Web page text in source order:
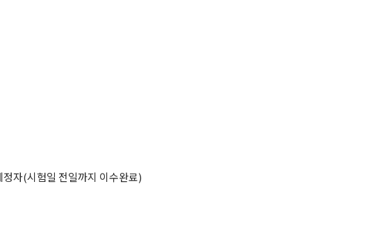
자(시험일 전일까지 이수완료)